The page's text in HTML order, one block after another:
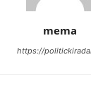
mema
https://